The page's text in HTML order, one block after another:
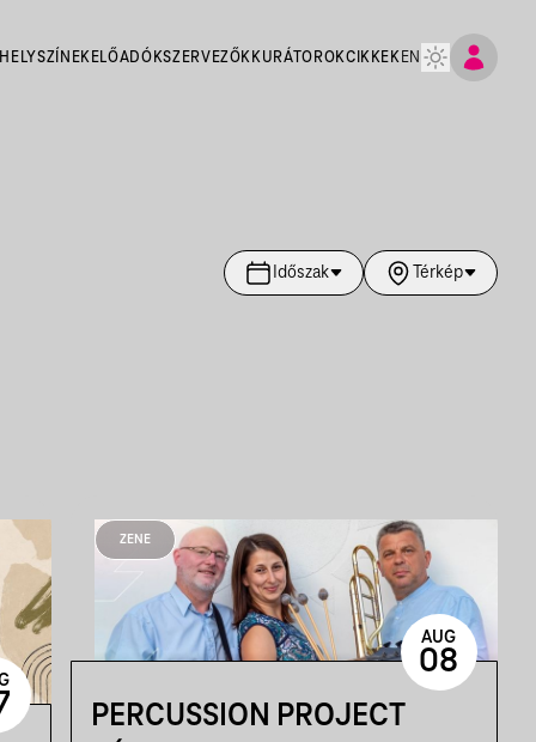
HELYSZÍNEK ELŐADÓKSZERVEZŐK KURÁTOROKCIKKEK EN
Időszak Térkép
ZENE
PERCUSSION PROJECT
AUG
08